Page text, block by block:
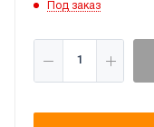
Под заказ